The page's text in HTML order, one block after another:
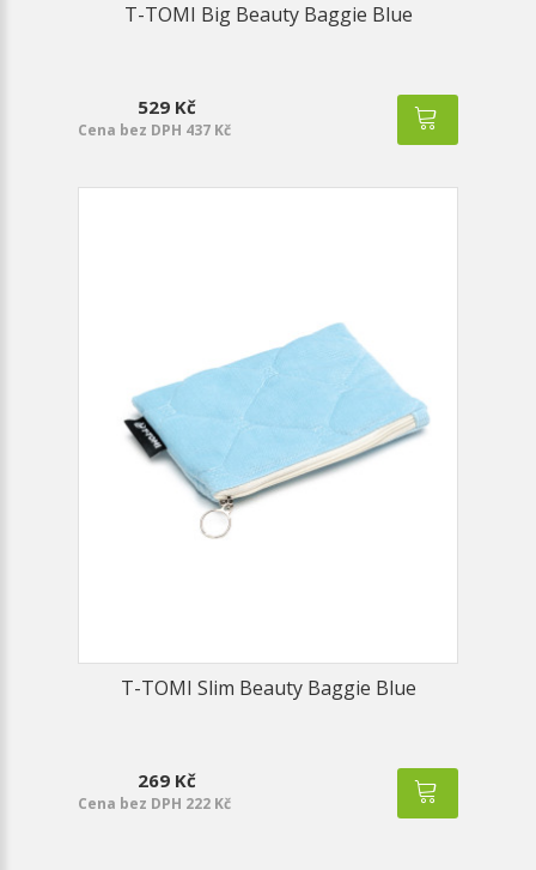
T-TOMI Big Beauty Baggie Blue
529 Kč
Cena bez DPH 437 Kč
T-TOMI Slim Beauty Baggie Blue
269 Kč
Cena bez DPH 222 Kč